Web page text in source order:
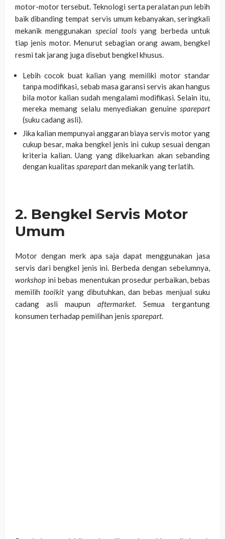
motor-motor tersebut. Teknologi serta peralatan pun lebih
baik dibanding tempat servis umum kebanyakan, seringkali
mekanik menggunakan special tools yang berbeda untuk
tiap jenis motor. Menurut sebagian orang awam, bengkel
resmi tak jarang juga disebut bengkel khusus.
Lebih cocok buat kalian yang memiliki motor standar
tanpa modifikasi, sebab masa garansi servis akan hangus
bila motor kalian sudah mengalami modifikasi. Selain itu,
mereka memang selalu menyediakan genuine sparepart
(suku cadang asli).
Jika kalian mempunyai anggaran biaya servis motor yang
cukup besar, maka bengkel jenis ini cukup sesuai dengan
kriteria kalian. Uang yang dikeluarkan akan sebanding
dengan kualitas sparepartdan mekanik yang terlatih.
2. Bengkel Servis Motor
Umum
Motor dengan merk apa saja dapat menggunakan jasa
servis dari bengkel jenis ini. Berbeda dengan sebelumnya,
workshop ini bebas menentukan prosedur perbaikan, bebas
memilihtoolkityang dibutuhkan, dan bebas menjual suku
cadang asli maupun aftermarket. Semua tergantung
konsumen terhadap pemilihan jenis sparepart.